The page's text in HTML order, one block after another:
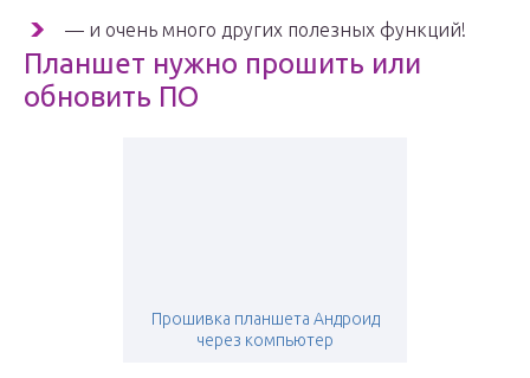
— и очень много других полезных функций!
Планшет нужно прошить или
обновить ПО
Прошивка планшета Андроид
через компьютер